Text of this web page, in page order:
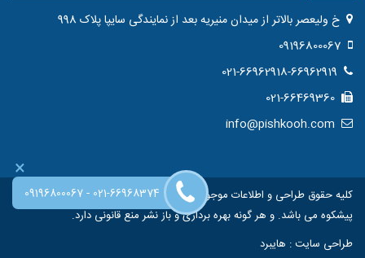
خ ولیعصر بالاتر از میدان منیریه بعد از نمایندگی سایپا پلاک 998
کلیه حقوق طراحی و اطلاعات موجود در این سایت متعلق به فروشگاه اینترنتی
پیشکوه می باشد. و هر گونه بهره برداری و باز نشر منع قانونی دارد.
طراحی سایت: هایبرد
×
09196800067- 021-66968374